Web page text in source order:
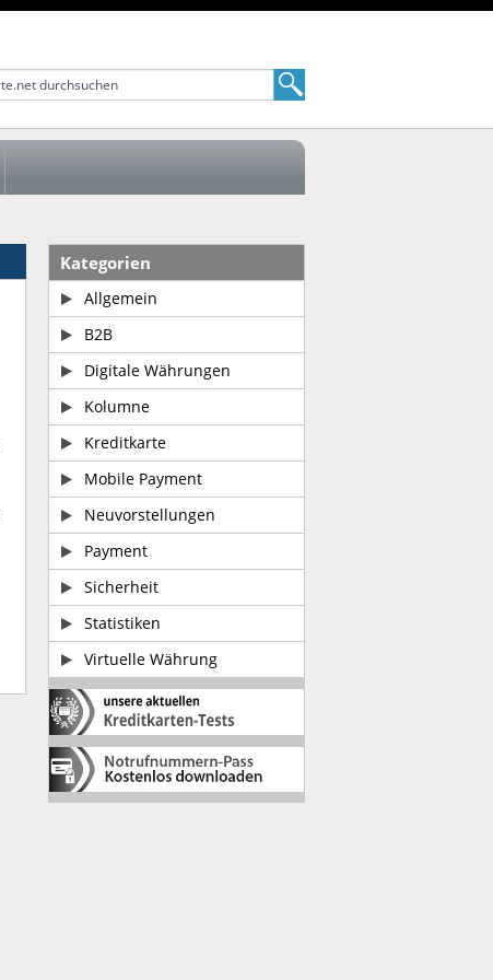
Kategorien
Allgemein
B2B
Digitale Währungen
Kolumne
Kreditkarte
Mobile Payment
Neuvorstellungen
Payment
Sicherheit
Statistiken
Virtuelle Währung